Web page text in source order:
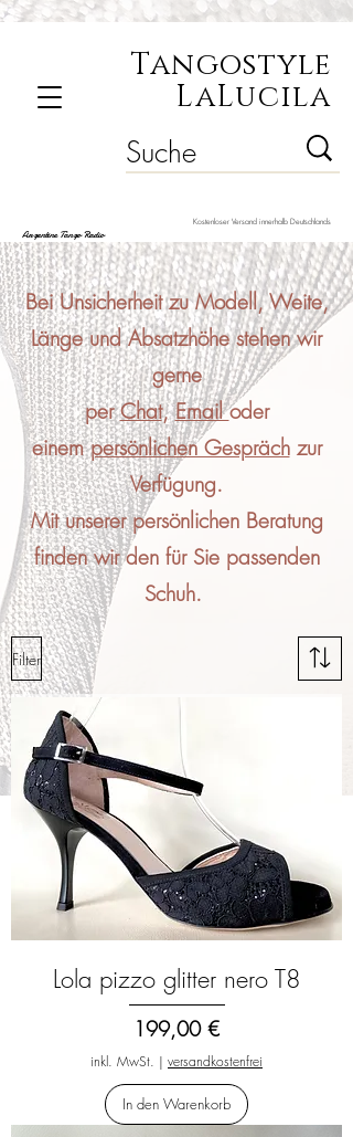
Tangostyle
LaLucila
Kostenloser Versand innerhalb Deutschlands
Argentine Tango Radio
Bei Unsicherheit zu Modell, Weite,
Länge und Absatzhöhe stehen wir
gerne
perChat,Emailoder
einempersönlichen Gesprächzur
Verfügung.
Mit unserer persönlichen Beratung
finden wir den für Sie passenden
Schuh.
Filter
Lola pizzo glitter nero T8
Preis
199,00 €
inkl. MwSt. | versandkostenfrei
In den Warenkorb